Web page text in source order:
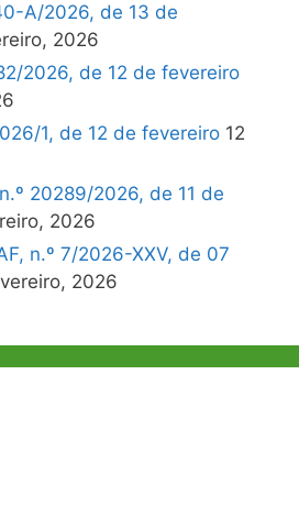
A/2026, de 13 de
2026
2026, de 12 de fevereiro
1, de 12 de fevereiro 12
20289/2026, de 11 de
2026
n.º 7/2026-XXV, de 07
2026